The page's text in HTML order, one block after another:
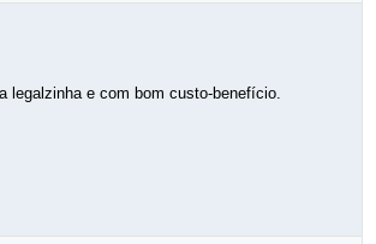
legalzinha e com bom custo-benefício.